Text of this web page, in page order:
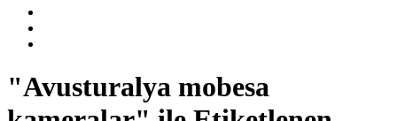
"Avusturalya mobesa